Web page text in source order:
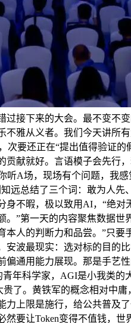
接下来的大会。最不变
雅从义者。我们今天讲所
次要还正在“提出值得验证
献就好。言语模子会先
听A场，现场有个问题，
远总结了三个词：敢为人
不暇，极以致用AI，“绝
”第一天的内容聚焦数据
人的判断力和品尝。”只
波最现实：选对标的目
通用能力展现。那是手艺
年科学家，AGI是小我类
贵了。黄铁军的概念相对
力上限是施行，给公共普
要让Token变得不值钱，